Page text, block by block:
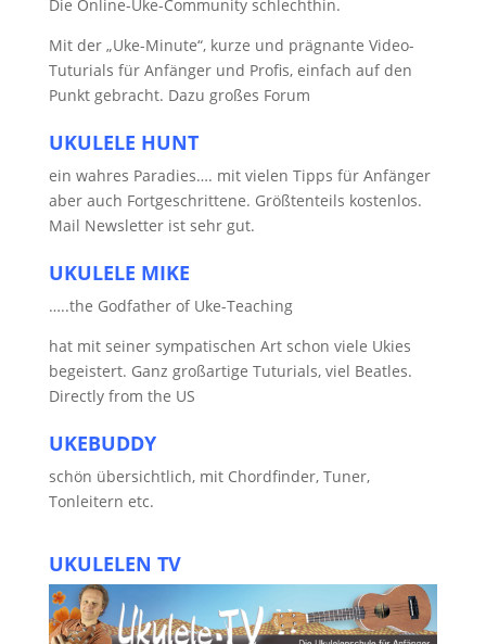
Die Online-Uke-Community schlechthin.
Mit der „Uke-Minute“, kurze und prägnante Video-
Tuturials für Anfänger und Profis, einfach auf den
Punkt gebracht. Dazu großes Forum
UKULELE HUNT
ein wahres Paradies…. mit vielen Tipps für Anfänger
aber auch Fortgeschrittene. Größtenteils kostenlos.
Mail Newsletter ist sehr gut.
UKULELE MIKE
…..the Godfather of Uke-Teaching
hat mit seiner sympatischen Art schon viele Ukies
begeistert. Ganz großartige Tuturials, viel Beatles.
Directly from the US
UKEBUDDY
schön übersichtlich, mit Chordfinder, Tuner,
Tonleitern etc.
UKULELEN TV